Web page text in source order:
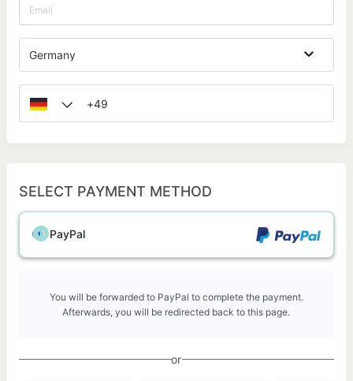
Germany
SELECT PAYMENT METHOD
PayPal
You will be forwarded to PayPal to complete the payment.
Afterwards, you will be redirected back to this page.
or